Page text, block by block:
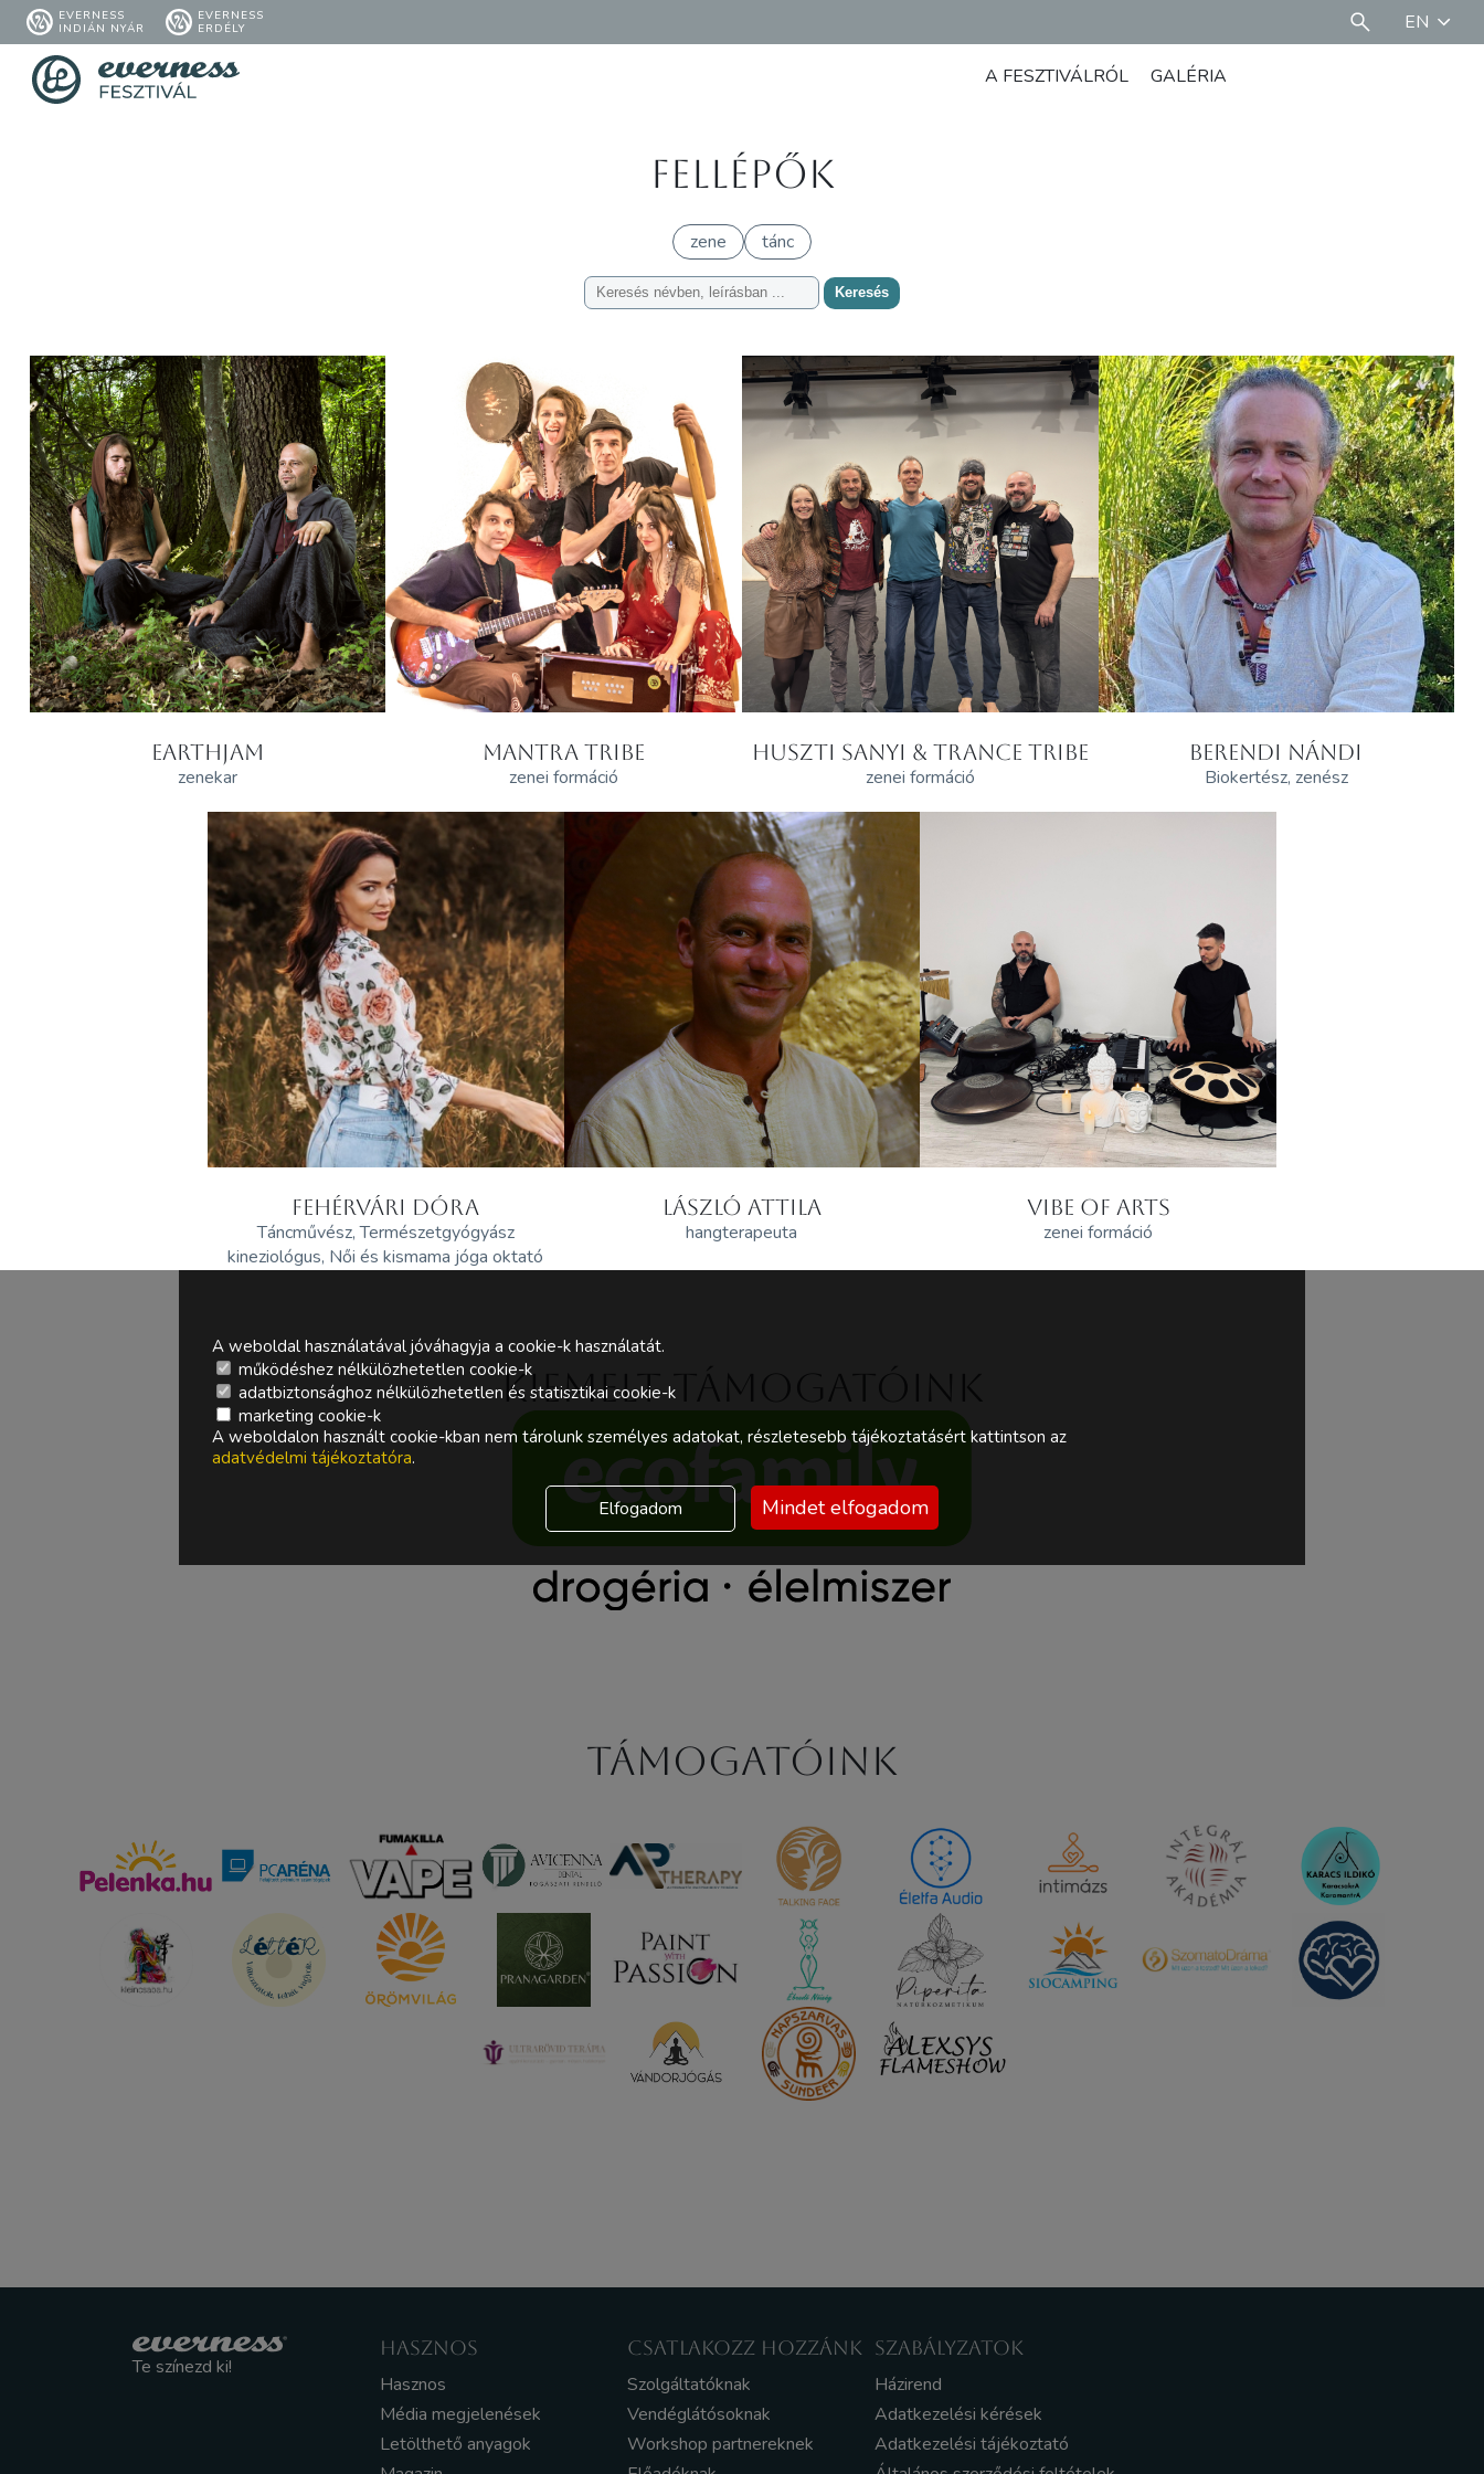
EVERNESS
INDIÁN NYÁR
EVERNESS
ERDÉLY
EN
A FESZTIVÁLRÓL GALÉRIA
Fellépők
zene tánc
Keresés
EARTHJAM
zenekar
MANTRA TRIBE
zenei formáció
HUSZTI SANYI & TRANCE TRIBE
zenei formáció
BERENDI NÁNDI
Biokertész, zenész
FEHÉRVÁRI DÓRA
Táncművész, Természetgyógyász
kineziológus, Női és kismama jóga oktató
LÁSZLÓ ATTILA
hangterapeuta
VIBE OF ARTS
zenei formáció
Kiemelt támogatóink
Támogatóink
Te színezd ki!
HASZNOS
Hasznos
Média megjelenések
Letölthető anyagok
CSATLAKOZZ HOZZÁNK
Szolgáltatóknak
Vendéglátósoknak
Workshop partnereknek
SZABÁLYZATOK
Házirend
Adatkezelési kérések
Adatkezelési tájékoztató
A weboldal használatával jóváhagyja a cookie-k használatát.
működéshez nélkülözhetetlen cookie-k
adatbiztonsághoz nélkülözhetetlen és statisztikai cookie-k
marketing cookie-k
A weboldalon használt cookie-kban nem tárolunk személyes adatokat, részletesebb tájékoztatásért kattintson az
adatvédelmi tájékoztatóra.
Elfogadom Mindet elfogadom